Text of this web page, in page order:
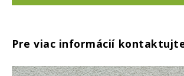
Pre viac informácií